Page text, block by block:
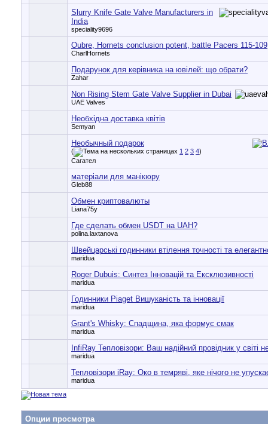
Slurry Knife Gate Valve Manufacturers in
India
speciality9696
Oubre, Hornets conclusion potent, battle Pacers 115-109
CharlHornets
Подарунок для керівника на ювілей: що обрати?
Zahar
Non Rising Stem Gate Valve Supplier in Dubai
UAE Valves
Необхідна доставка квітів
Semyan
Необычный подарок
( 1 2 3 4)
Сагател
матеріали для манікюру
Gleb88
Обмен криптовалюты
Liana75y
Где сделать обмен USDT на UAH?
polina.laxtanova
Швейцарські годинники втілення точності та
maridua
Roger Dubuis: Синтез Інновацій та Ексклюзивності
maridua
Годинники Piaget Вишуканість та інновації
maridua
Grant's Whisky: Спадщина, яка формує смак
maridua
InfiRay Тепловізори: Ваш надійний провідник у світі
maridua
Тепловізори iRay: Око в темряві, яке нічого не
maridua
Опции просмотра